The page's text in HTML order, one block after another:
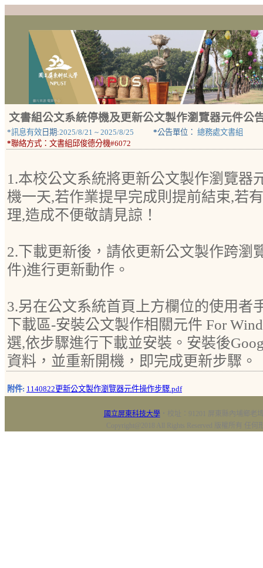
文書組公文系統停機及更新公文製作瀏覽器元件公
*訊息有效 日期:2025/8/21 ~ 2025/8/25 *公告單位： 總務處文書組
*聯絡方式： 文書組邱俊德分機#6072
1.本校公文系統將更新公文製作瀏覽器
機一天,若作業提早完成則提前結束,若
理,造成不便敬請見諒！
2.下載更新後，請依更新公文製作跨瀏
件)進行更新動作。
3.另在公文系統首頁上方欄位的使用者
下載區-安裝公文製作相關元件 For
選,依步驟進行下載並安裝。安裝後
資料，並重新開機，即完成更新步驟。
附件: 1140822更新公文製作瀏覽器元件操作步驟.pdf
國立屏東科技大學‧校址：91201 屏東縣內埔鄉老